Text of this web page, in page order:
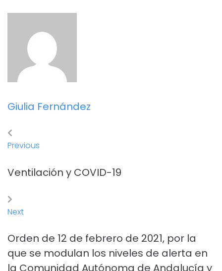
Giulia Fernández
Previous
Ventilación y COVID-19
Next
Orden de 12 de febrero de 2021, por la
que se modulan los niveles de alerta en
la Comunidad Autónoma de Andalucía y